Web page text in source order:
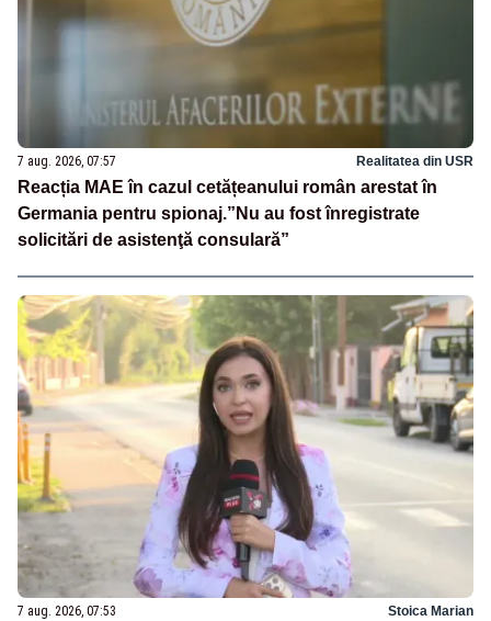
7 aug. 2026, 07:57 Realitatea din USR
Reacția MAE în cazul cetățeanului român arestat în
Germania pentru spionaj.”Nu au fost înregistrate
solicitări de asistenţă consulară”
7 aug. 2026, 07:53 Stoica Marian